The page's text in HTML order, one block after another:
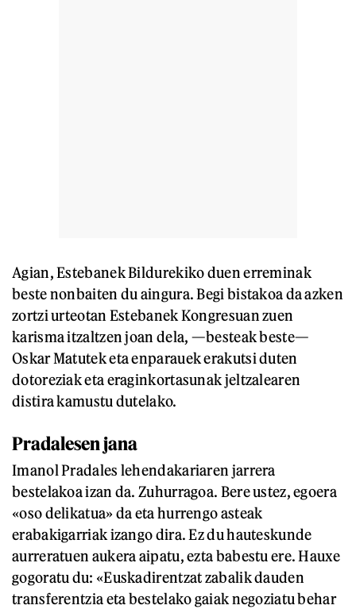
Agian, Estebanek Bildurekiko duen erreminak
beste nonbaiten du aingura. Begi bistakoa da azken
zortzi urteotan Estebanek Kongresuan zuen
karisma itzaltzen joan dela, —besteak beste—
Oskar Matutek eta enparauek erakutsi duten
dotoreziak eta eraginkortasunak jeltzalearen
distira kamustu dutelako.
Pradalesen jana
Imanol Pradales lehendakariaren jarrera
bestelakoa izan da. Zuhurragoa. Bere ustez, egoera
«oso delikatua» da eta hurrengo asteak
erabakigarriak izango dira. Ez du hauteskunde
aurreratuen aukera aipatu, ezta babestu ere. Hauxe
gogoratu du: «Euskadirentzat zabalik dauden
transferentzia eta bestelako gaiak negoziatu behar